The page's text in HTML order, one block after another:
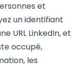
et
un identifiant
URL LinkedIn, et
occupé,
les